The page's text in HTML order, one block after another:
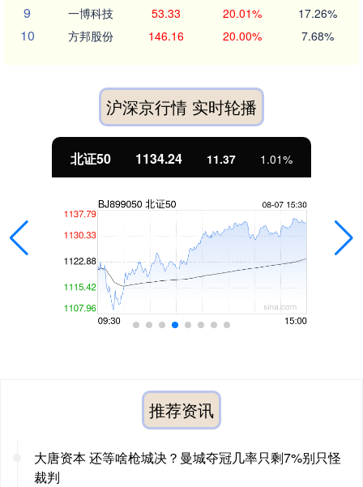
9 一博科技 53.33 20.01% 17.26%
10 方邦股份 146.16 20.00% 7.68%
沪深京行情 实时轮播
北证50 1134.24 11.37 1.01%
推荐资讯
大唐资本 还等啥枪城决？曼城夺冠几率只剩7%别只怪
裁判